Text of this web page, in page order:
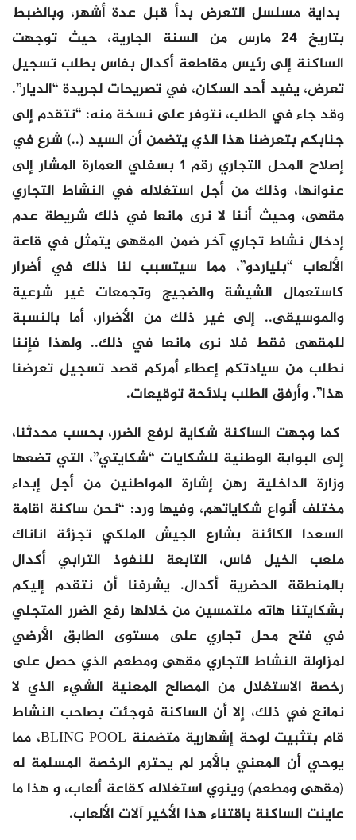
بداية مسلسل التعرض بدأ قبل عدة أشهر، وبالضبط
بتاريخ 24 مارس من السنة الجارية، حيث توجهت
الساكنة إلى رئيس مقاطعة أكدال بفاس بطلب تسجيل
تعرض، يفيد أحد السكان، في تصريحات لجريدة “الديار”.
وقد جاء في الطلب، نتوفر على نسخة منه: “نتقدم إلى
جنابكم بتعرضنا هذا الذي يتضمن أن السيد (..) شرع في
إصلاح المحل التجاري رقم 1 بسفلي العمارة المشار إلى
عنوانها، وذلك من أجل استغلاله في النشاط التجاري
مقهى، وحيث أننا لا نرى مانعا في ذلك شريطة عدم
إدخال نشاط تجاري آخر ضمن المقهى يتمثل في قاعة
الألعاب “بلياردو”، مما سيتسبب لنا ذلك في أضرار
كاستعمال الشيشة والضجيج وتجمعات غير شرعية
والموسيقى.. إلى غير ذلك من الأضرار، أما بالنسبة
للمقهى فقط فلا نرى مانعا في ذلك.. ولهذا فإننا
نطلب من سيادتكم إعطاء أمركم قصد تسجيل تعرضنا
هذا”. وأرفق الطلب بلائحة توقيعات.
كما وجهت الساكنة شكاية لرفع الضرر، بحسب محدثنا،
إلى البوابة الوطنية للشكايات “شكايتي”، التي تضعها
وزارة الداخلية رهن إشارة المواطنين من أجل إبداء
مختلف أنواع شكاياتهم، وفيها ورد: “نحن ساكنة اقامة
السعدا الكائنة بشارع الجيش الملكي تجزئة اناناك
ملعب الخيل فاس، التابعة للنفوذ الترابي أكدال
بالمنطقة الحضرية أكدال. يشرفنا أن نتقدم إليكم
بشكايتنا هاته ملتمسين من خلالها رفع الضرر المتجلي
في فتح محل تجاري على مستوى الطابق الأرضي
لمزاولة النشاط التجاري مقهى ومطعم الذي حصل على
رخصة الاستغلال من المصالح المعنية الشيء الذي لا
نمانع في ذلك، إلا أن الساكنة فوجئت بصاحب النشاط
قام بتثبيت لوحة إشهارية متضمنة BLING POOL، مما
يوحي أن المعني بالأمر لم يحترم الرخصة المسلمة له
(مقهى ومطعم) وينوي استغلاله كقاعة ألعاب، و هذا ما
عاينت الساكنة باقتناء هذا الأخير آلات الألعاب.